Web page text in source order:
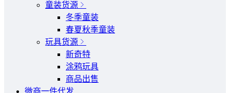
童装货源
冬季童装
春夏秋季童装
玩具货源
新奇特
涂鸦玩具
商品出售
微商一件代发